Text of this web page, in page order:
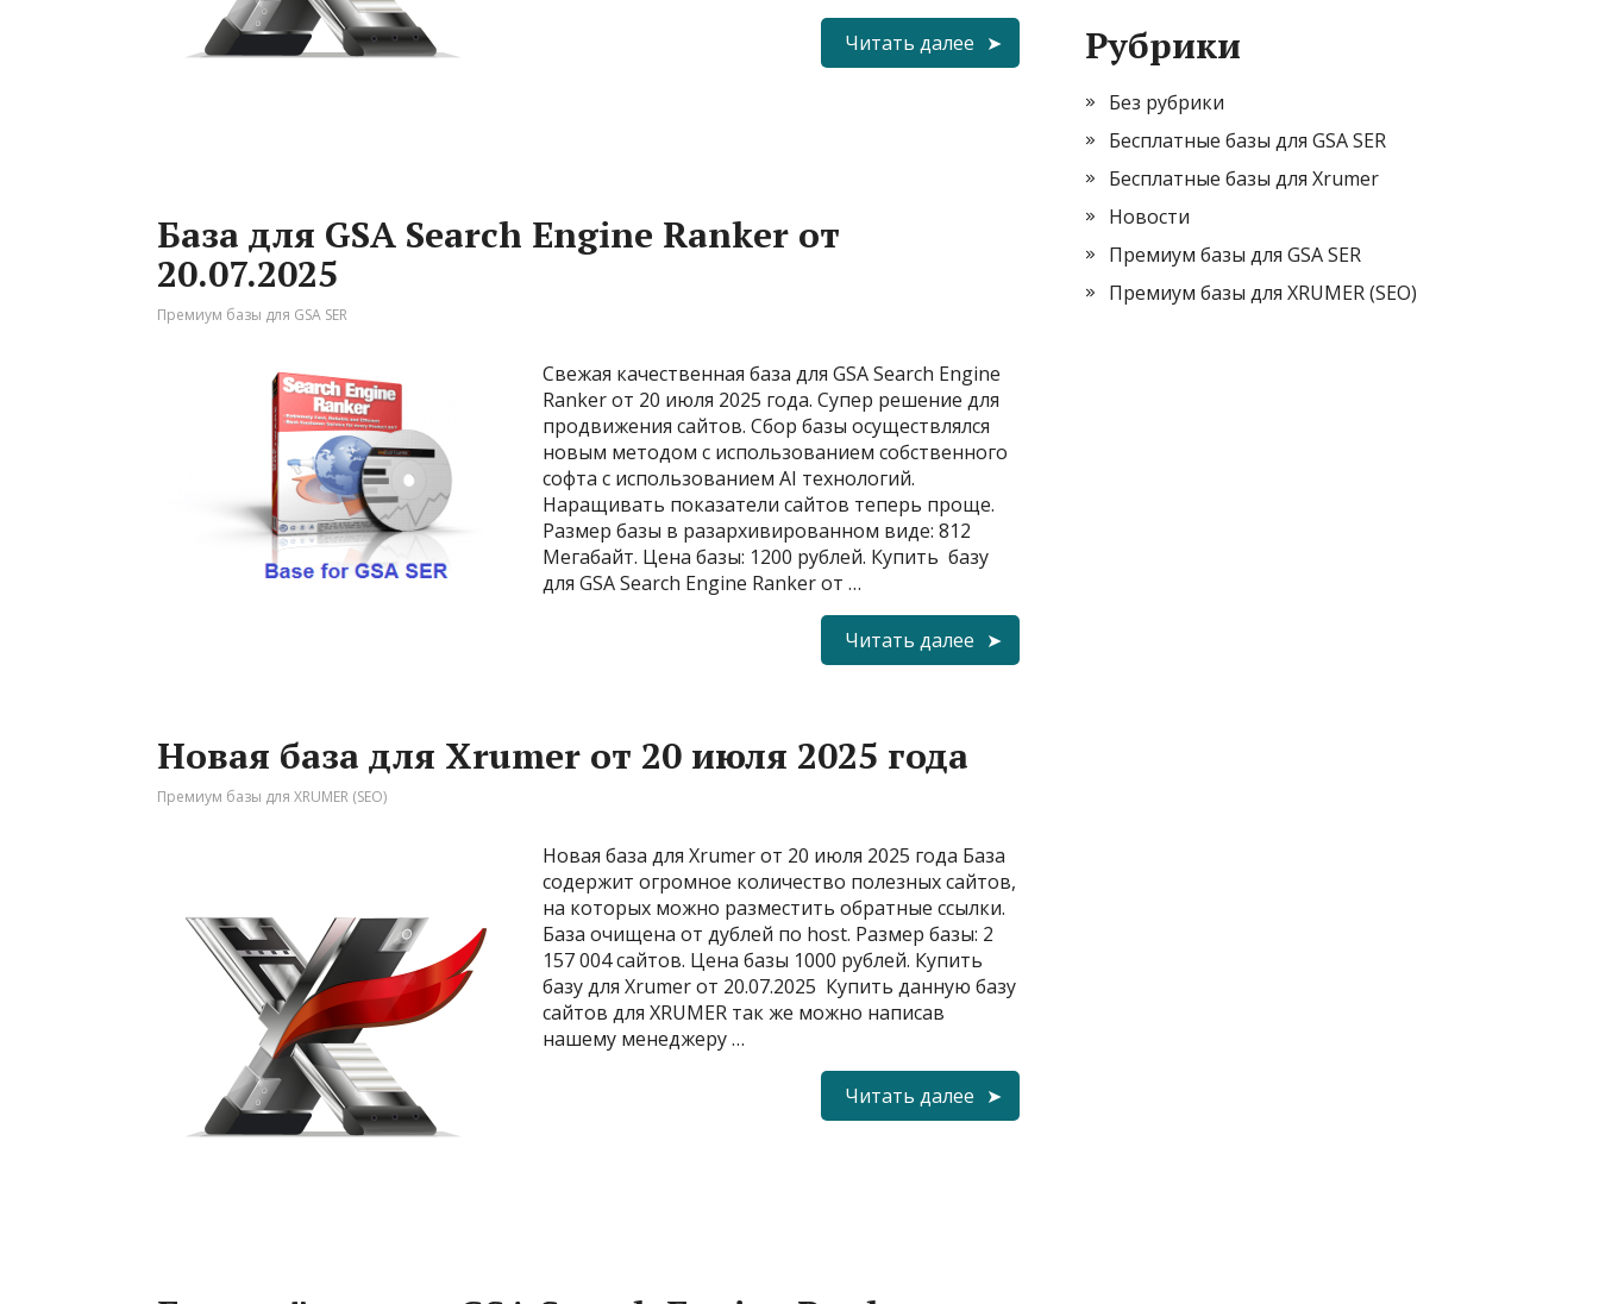
Читать далее
База для GSA Search Engine Ranker от
20.07.2025
Премиум базы для GSA SER
Свежая качественная база для GSA Search Engine
Ranker от 20 июля 2025 года. Супер решение для
продвижения сайтов. Сбор базы осуществлялся
новым методом с использованием собственного
софта с использованием AI технологий.
Наращивать показатели сайтов теперь проще.
Размер базы в разархивированном виде: 812
Мегабайт. Цена базы: 1200 рублей. Купить базу
для GSA Search Engine Ranker от …
Читать далее
Новая база для Xrumer от 20 июля 2025 года
Премиум базы для XRUMER (SEO)
Новая база для Xrumer от 20 июля 2025 года База
содержит огромное количество полезных сайтов,
на которых можно разместить обратные ссылки.
База очищена от дублей по host. Размер базы: 2
157 004 сайтов. Цена базы 1000 рублей. Купить
базу для Xrumer от 20.07.2025 Купить данную базу
сайтов для XRUMER так же можно написав
нашему менеджеру …
Читать далее
Рубрики
Без рубрики
Бесплатные базы для GSA SER
Бесплатные базы для Xrumer
Новости
Премиум базы для GSA SER
Премиум базы для XRUMER (SEO)